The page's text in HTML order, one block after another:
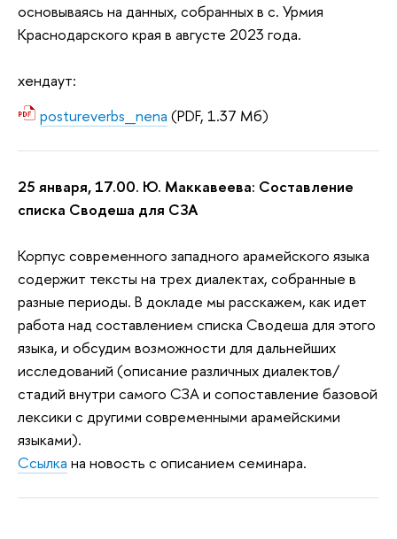
основываясь на данных, собранных в с. Урмия
Краснодарского края в августе 2023 года.
хендаут:
postureverbs_nena (PDF, 1.37 Мб)
25 января, 17.00. Ю. Маккавеева: Составление
списка Сводеша для СЗА
Корпус современного западного арамейского языка
содержит тексты на трех диалектах, собранные в
разные периоды. В докладе мы расскажем, как идет
работа над составлением списка Сводеша для этого
языка, и обсудим возможности для дальнейших
исследований (описание различных диалектов/
стадий внутри самого СЗА и сопоставление базовой
лексики с другими современными арамейскими
языками).
Ссылка на новость с описанием семинара.